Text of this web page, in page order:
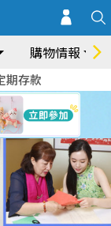
購物情報
期存款